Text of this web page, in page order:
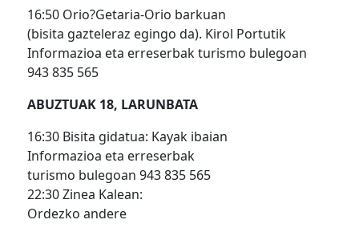
16:50 Orio?Getaria-Orio barkuan
(bisita gazteleraz egingo da). Kirol Portutik
Informazioa eta erreserbak turismo bulegoan
943 835 565
ABUZTUAK 18, LARUNBATA
16:30 Bisita gidatua: Kayak ibaian
Informazioa eta erreserbak
turismo bulegoan 943 835 565
22:30 Zinea Kalean:
Ordezko andere